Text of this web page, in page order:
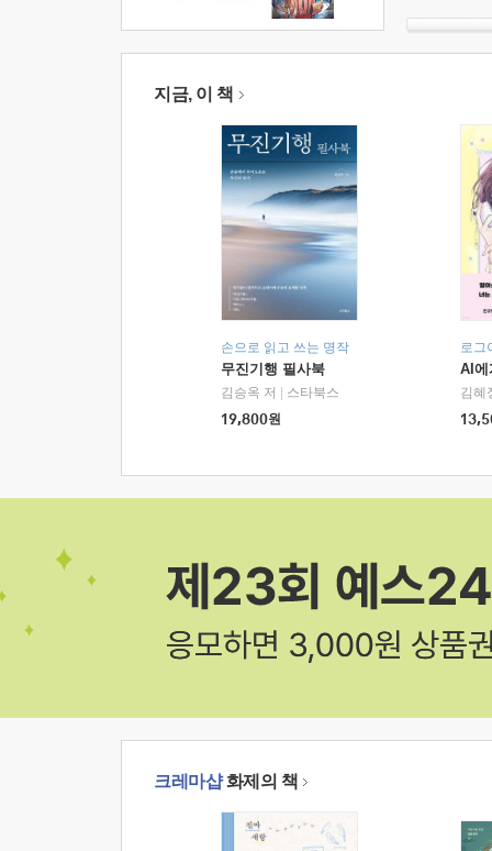
지금, 이 책
손으로 읽고 쓰는 명작
무진기행 필사북
김승옥 저
스타북스
19,800원
로그
AI에
김혜
크레마샵화제의 책